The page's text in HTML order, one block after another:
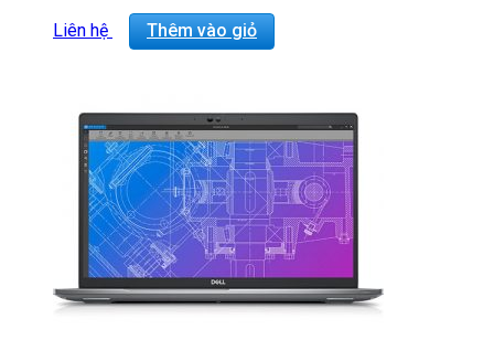
Màn hình: 15-inch, FHD 1920 x 1080, 60 Hz, anti-
glare, non-touch, 45% NTSC, 250 nits, wide-viewing
Trọng lượng: 1.58 Kg
Liên hệ Thêm vào giỏ